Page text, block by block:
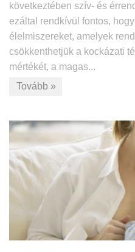
következtében szív- és
ezáltal rendkívül fontos,
élelmiszereket, amelyek
csökkenthetjük a kockázati
mértékét, a magas...
Tovább »